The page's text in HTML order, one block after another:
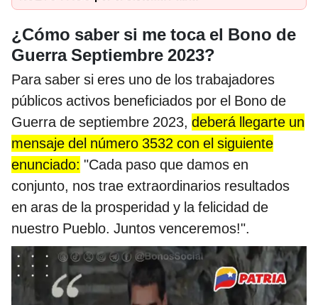
¿Cómo saber si me toca el Bono de
Guerra Septiembre 2023?
Para saber si eres uno de los trabajadores
públicos activos beneficiados por el Bono de
Guerra de septiembre 2023, deberá llegarte un
mensaje del número 3532 con el siguiente
enunciado: "Cada paso que damos en
conjunto, nos trae extraordinarios resultados
en aras de la prosperidad y la felicidad de
nuestro Pueblo. Juntos venceremos!".